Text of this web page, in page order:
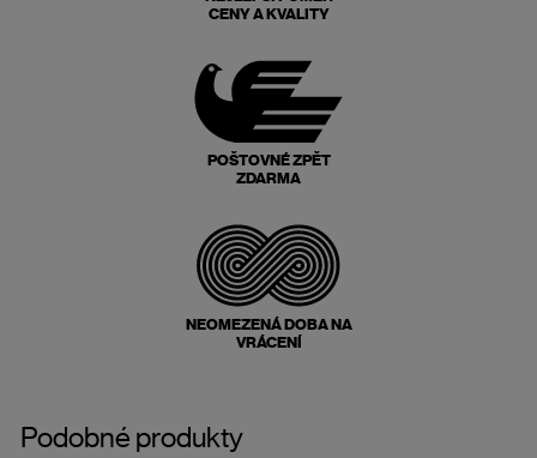
CENY A KVALITY
POŠTOVNÉ ZPĚT
ZDARMA
NEOMEZENÁ DOBA NA
VRÁCENÍ
Podobné produkty